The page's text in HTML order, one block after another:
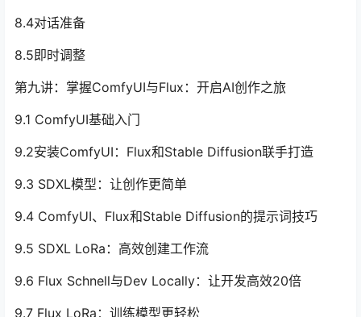
8.4对话准备
8.5即时调整
第九讲：掌握ComfyUI与Flux：开启AI创作之旅
9.1 ComfyUI基础入门
9.2安装ComfyUI：Flux和Stable Diffusion联手打造
9.3 SDXL模型：让创作更简单
9.4 ComfyUI、Flux和Stable Diffusion的提示词技巧
9.5 SDXL LoRa：高效创建工作流
9.6 Flux Schnell与Dev Locally：让开发高效20倍
9.7 Flux LoRa：训练模型更轻松